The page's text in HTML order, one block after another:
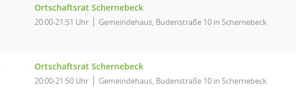
Ortschaftsrat Schernebeck
20:00-21:51 Uhr Gemeindehaus, Budenstraße 10 in Schernebeck
Ortschaftsrat Schernebeck
20:00-21:50 Uhr Gemeindehaus, Budenstraße 10 in Schernebeck